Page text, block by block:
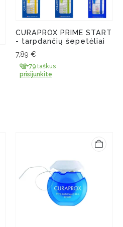
CURAPROX PRIME START
- tarpdančių šepetėliai
7,89 €
+79 taškus
prisijunkite